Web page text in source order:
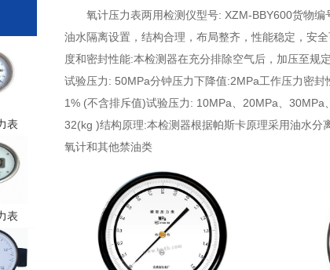
表
表
氧计压力表两用检测仪型号: XZM-BBY600货物
油水隔离设置，结构合理，布局整齐，性能稳定，安
度和密封性能:本检测器在充分排除空气后，加压至规
试验压力: 50MPa分钟压力下降值:2MPa工作压力密
1% (不含排斥值)试验压力: 10MPa、20MPa、
32(kg )结构原理:本检测器根据帕斯卡原理采用油水
氧计和其他禁油类